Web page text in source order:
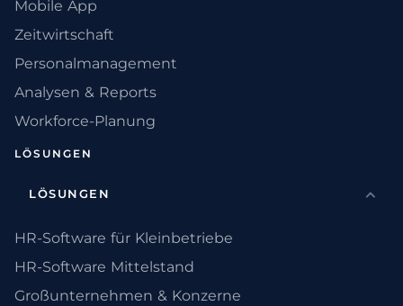
Mobile App
Zeitwirtschaft
Personalmanagement
Analysen & Reports
Workforce-Planung
LÖSUNGEN
LÖSUNGEN
HR-Software für Kleinbetriebe
HR-Software Mittelstand
Großunternehmen & Konzerne